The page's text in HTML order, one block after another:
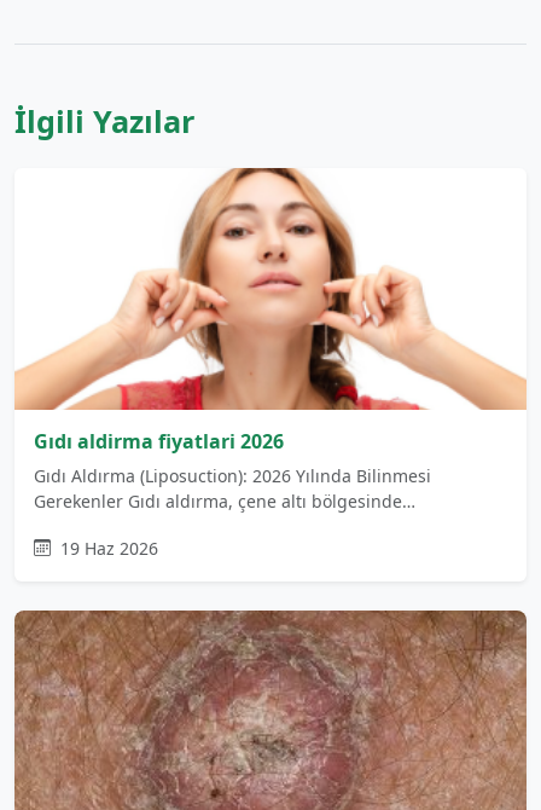
İlgili Yazılar
Gıdı aldirma fiyatlari 2026
Gıdı Aldırma (Liposuction): 2026 Yılında Bilinmesi
Gerekenler Gıdı aldırma, çene altı bölgesinde…
19 Haz 2026